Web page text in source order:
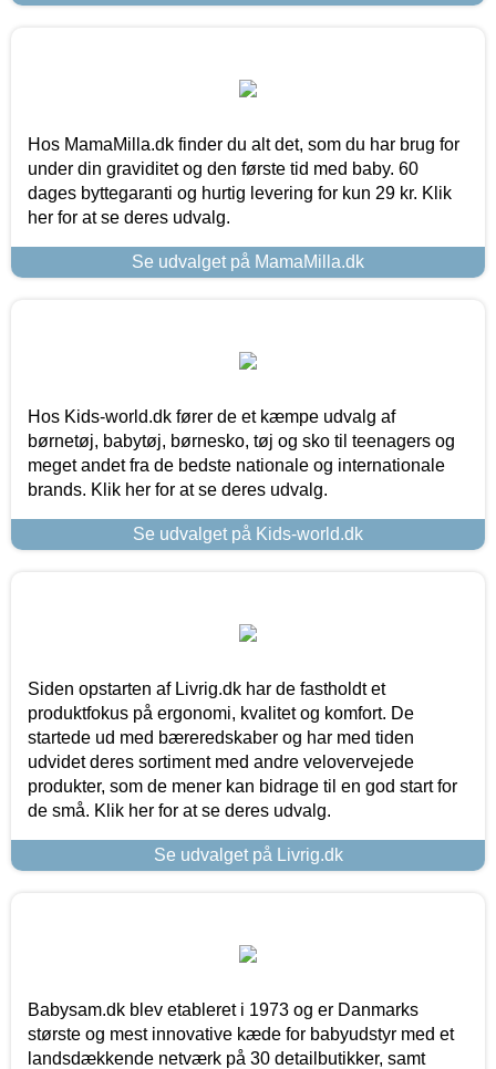
Hos MamaMilla.dk finder du alt det, som du har brug for
under din graviditet og den første tid med baby. 60
dages byttegaranti og hurtig levering for kun 29 kr. Klik
her for at se deres udvalg.
Se udvalget på MamaMilla.dk
Hos Kids-world.dk fører de et kæmpe udvalg af
børnetøj, babytøj, børnesko, tøj og sko til teenagers og
meget andet fra de bedste nationale og internationale
brands. Klik her for at se deres udvalg.
Se udvalget på Kids-world.dk
Siden opstarten af Livrig.dk har de fastholdt et
produktfokus på ergonomi, kvalitet og komfort. De
startede ud med bæreredskaber og har med tiden
udvidet deres sortiment med andre velovervejede
produkter, som de mener kan bidrage til en god start for
de små. Klik her for at se deres udvalg.
Se udvalget på Livrig.dk
Babysam.dk blev etableret i 1973 og er Danmarks
største og mest innovative kæde for babyudstyr med et
landsdækkende netværk på 30 detailbutikker, samt